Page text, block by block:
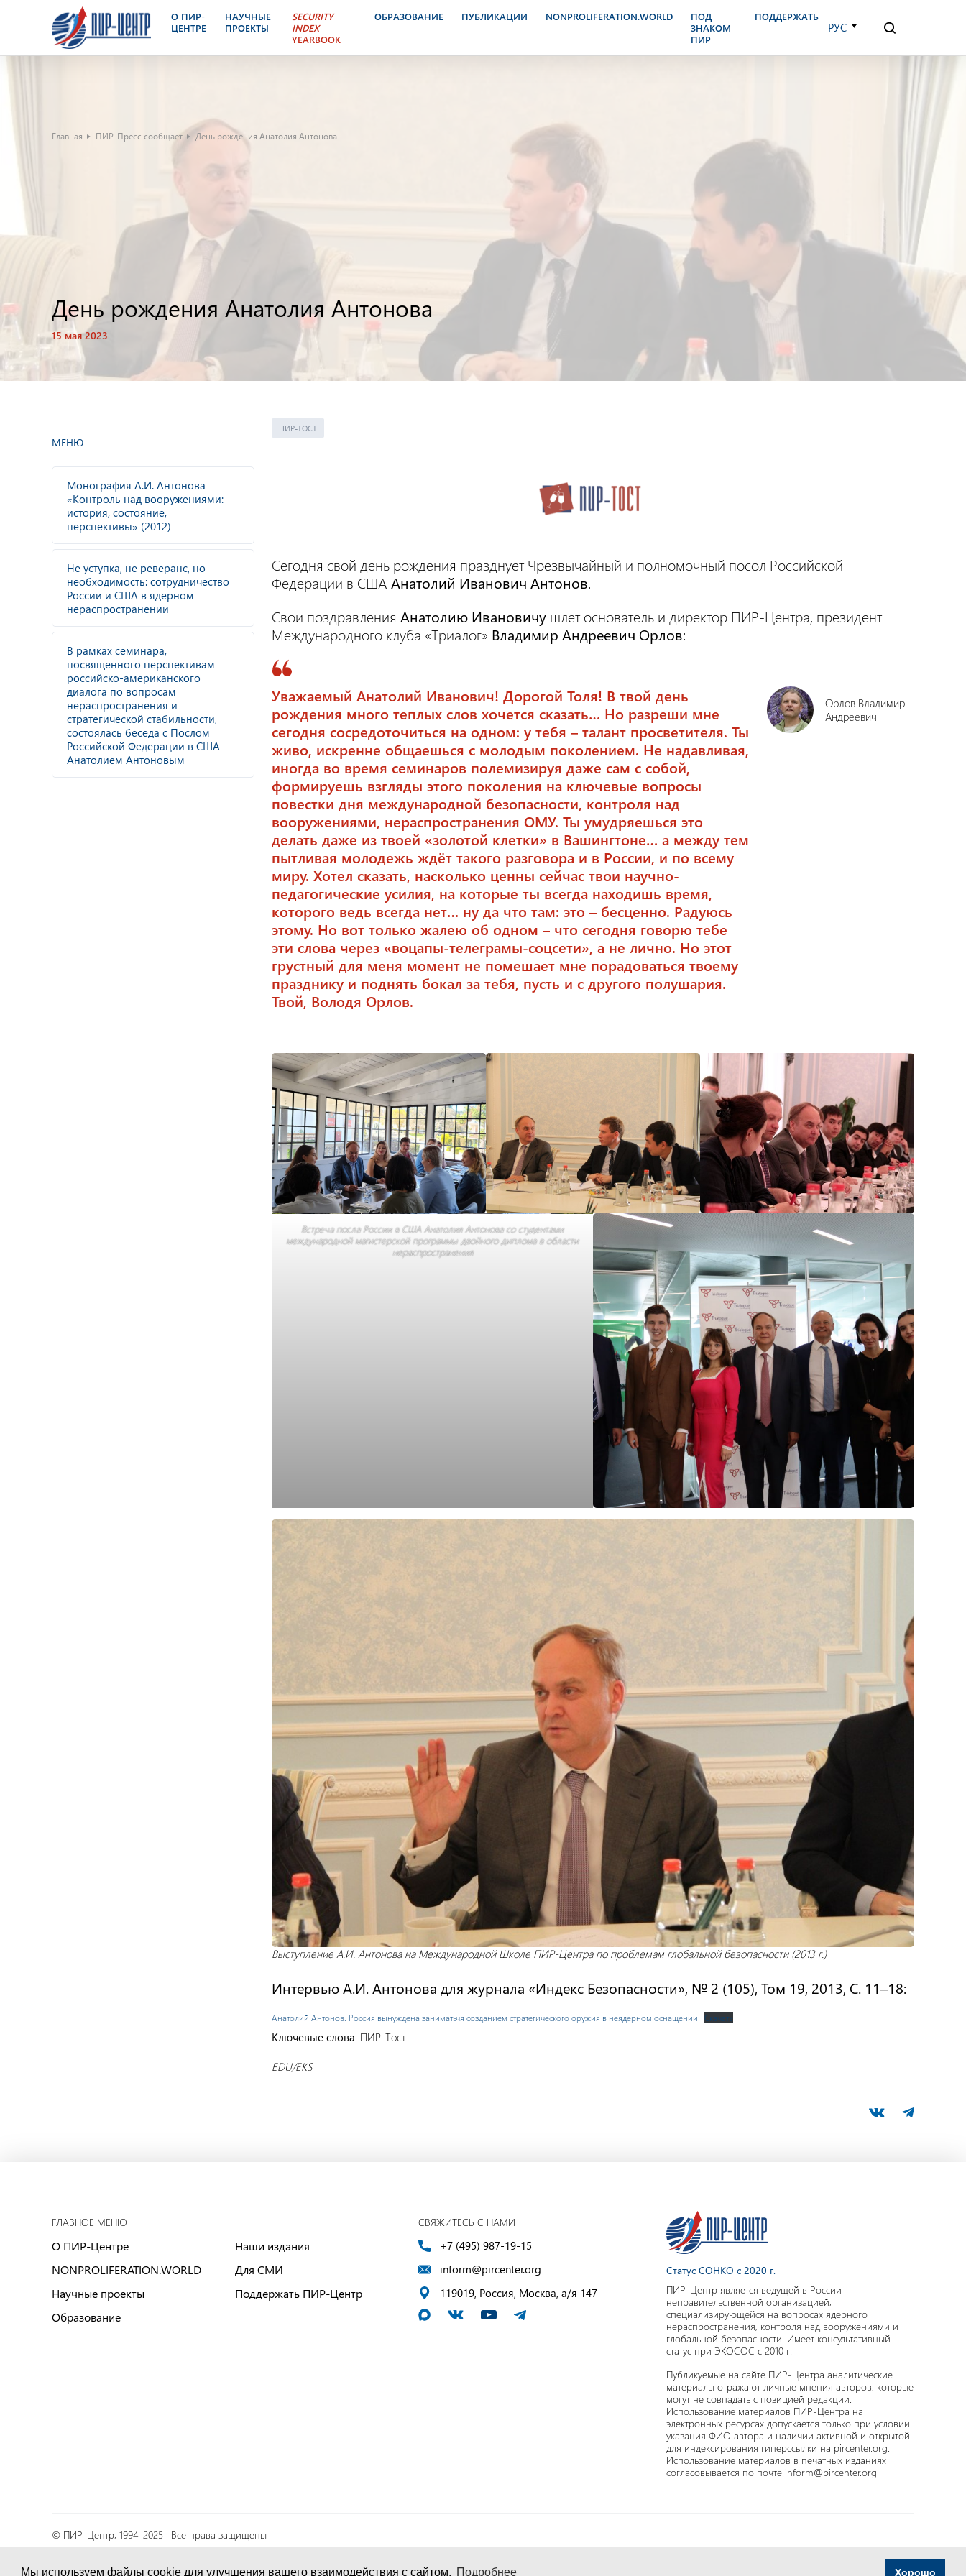
Мы используем файлы cookie для улучшения вашего взаимодействия с сайтом. Подробнее Хорошо
О ПИР-
ЦЕНТРЕ
НАУЧНЫЕ
ПРОЕКТЫ
SECURITY
INDEX
YEARBOOK
ОБРАЗОВАНИЕ ПУБЛИКАЦИИ NONPROLIFERATION.WORLD
ПОД
ЗНАКОМ
ПИР
ПОДДЕРЖАТЬ
РУС
Главная ПИР-Пресс сообщает День рождения Анатолия Антонова
День рождения Анатолия Антонова
15 мая 2023
МЕНЮ
Монография А.И. Антонова
«Контроль над вооружениями:
история, состояние,
перспективы» (2012)
Не уступка, не реверанс, но
необходимость: сотрудничество
России и США в ядерном
нераспространении
В рамках семинара,
посвященного перспективам
российско-американского
диалога по вопросам
нераспространения и
стратегической стабильности,
состоялась беседа с Послом
Российской Федерации в США
Анатолием Антоновым
ПИР-ТОСТ
Сегодня свой день рождения празднует Чрезвычайный и полномочный посол Российской
Федерации в США Анатолий Иванович Антонов.
Свои поздравления Анатолию Ивановичу шлет основатель и директор ПИР-Центра, президент
Международного клуба «Триалог» Владимир Андреевич Орлов:
Уважаемый Анатолий Иванович! Дорогой Толя! В твой день
рождения много теплых слов хочется сказать… Но разреши мне
сегодня сосредоточиться на одном: у тебя – талант просветителя. Ты
живо, искренне общаешься с молодым поколением. Не надавливая,
иногда во время семинаров полемизируя даже сам с собой,
формируешь взгляды этого поколения на ключевые вопросы
повестки дня международной безопасности, контроля над
вооружениями, нераспространения ОМУ. Ты умудряешься это
делать даже из твоей «золотой клетки» в Вашингтоне… а между тем
пытливая молодежь ждёт такого разговора и в России, и по всему
миру. Хотел сказать, насколько ценны сейчас твои научно-
педагогические усилия, на которые ты всегда находишь время,
которого ведь всегда нет… ну да что там: это – бесценно. Радуюсь
этому. Но вот только жалею об одном – что сегодня говорю тебе
эти слова через «воцапы-телеграмы-соцсети», а не лично. Но этот
грустный для меня момент не помешает мне порадоваться твоему
празднику и поднять бокал за тебя, пусть и с другого полушария.
Твой, Володя Орлов.
Орлов Владимир
Андреевич
Встреча посла России в США Анатолия Антонова со студентами
международной магистерской программы двойного диплома в области
нераспространения
Выступление А.И. Антонова на Международной Школе ПИР-Центра по проблемам глобальной безопасности (2013 г.)
Интервью А.И. Антонова для журнала «Индекс Безопасности», № 2 (105), Том 19, 2013, С. 11–18:
Анатолий Антонов. Россия вынуждена заниматьчя созданием стратегического оружия в неядерном оснащении Скачать
Ключевые слова: ПИР-Тост
EDU/EKS
ГЛАВНОЕ МЕНЮ
О ПИР-Центре
NONPROLIFERATION.WORLD
Научные проекты
Образование
Наши издания
Для СМИ
Поддержать ПИР-Центр
СВЯЖИТЕСЬ С НАМИ
+7 (495) 987-19-15
inform@pircenter.org
119019, Россия, Москва, а/я 147
Статус СОНКО с 2020 г.
ПИР-Центр является ведущей в России
неправительственной организацией,
специализирующейся на вопросах ядерного
нераспространения, контроля над вооружениями и
глобальной безопасности. Имеет консультативный
статус при ЭКОСОС с 2010 г.
Публикуемые на сайте ПИР-Центра аналитические
материалы отражают личные мнения авторов, которые
могут не совпадать с позицией редакции.
Использование материалов ПИР-Центра на
электронных ресурсах допускается только при условии
указания ФИО автора и наличии активной и открытой
для индексирования гиперссылки на pircenter.org.
Использование материалов в печатных изданиях
согласовывается по почте inform@pircenter.org
© ПИР-Центр, 1994–2025 | Все права защищены